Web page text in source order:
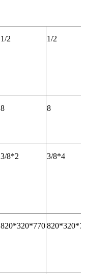
1/2 1/2
8 8
3/8*2 3/8*4
820*320*770